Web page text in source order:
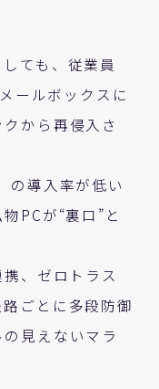
ても、従業員
ールボックスに
から再侵入さ
の導入率が低い
PCが“裏口”と
、ゼロトラス
ごとに多段防御
見えないマラ